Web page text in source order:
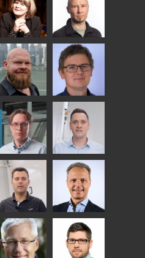
Anna
Holmqvist
GLASTON
Jukka
Immonen
HEAT
TREATMENT
SOLUTIONS
- GLASTON
Pekka
Lyytikainen
Gennadi
Schadrin
GLASTON
Antti
Lehtokannas
Matthias
Fenske
Flavio
Martinho
Peter
Nischwitz
GLASTON